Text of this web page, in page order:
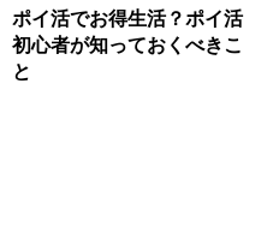
ポイ活でお得生活？ポイ活
初心者が知っておくべきこ
と